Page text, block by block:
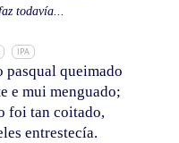
todavía...
IPA
queimado
e mui menguado;
foi tan coitado,
entrestecía.